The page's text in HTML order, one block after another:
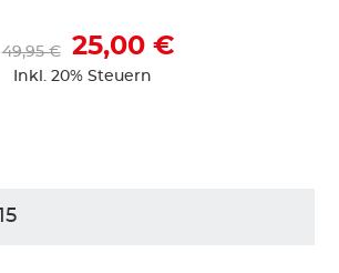
25,00 €
49,95 €
Inkl. 20% Steuern